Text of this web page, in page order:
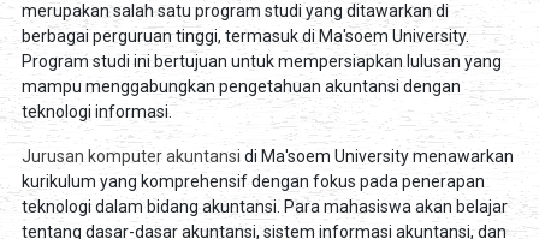
merupakan salah satu program studi yang ditawarkan di
berbagai perguruan tinggi, termasuk di Ma'soem University.
Program studi ini bertujuan untuk mempersiapkan lulusan yang
mampu menggabungkan pengetahuan akuntansi dengan
teknologi informasi.
Jurusan komputer akuntansidi Ma'soem University menawarkan
kurikulum yang komprehensif dengan fokus pada penerapan
teknologi dalam bidang akuntansi. Para mahasiswa akan belajar
tentang dasar-dasar akuntansi, sistem informasi akuntansi, dan